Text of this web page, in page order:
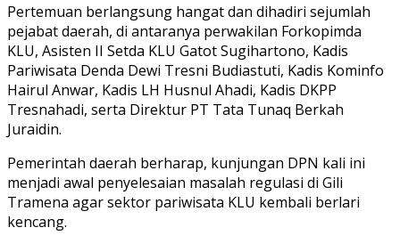
Pertemuan berlangsung hangat dan dihadiri sejumlah
pejabat daerah, di antaranya perwakilan Forkopimda
KLU, Asisten II Setda KLU Gatot Sugihartono, Kadis
Pariwisata Denda Dewi Tresni Budiastuti, Kadis Kominfo
Hairul Anwar, Kadis LH Husnul Ahadi, Kadis DKPP
Tresnahadi, serta Direktur PT Tata Tunaq Berkah
Juraidin.
Pemerintah daerah berharap, kunjungan DPN kali ini
menjadi awal penyelesaian masalah regulasi di Gili
Tramena agar sektor pariwisata KLU kembali berlari
kencang.